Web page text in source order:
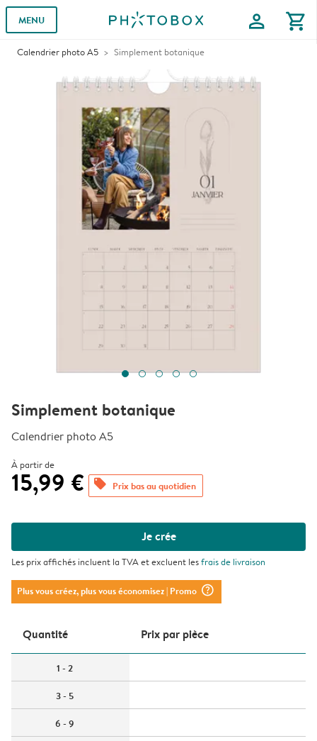
MENU profile shopping_cart
Calendrier photo A5 Simplement botanique
Simplement botanique
Calendrier photo A5
À partir de
15,99 € offers Prix bas au quotidien
Je crée
Les prix affichés incluent la TVA et excluent lesfrais de livraison
Plus vous créez, plus vous économisez| Promo question_mark_circle
Quantité Prix ​​par pièce
1 - 2
3 - 5
6 - 9